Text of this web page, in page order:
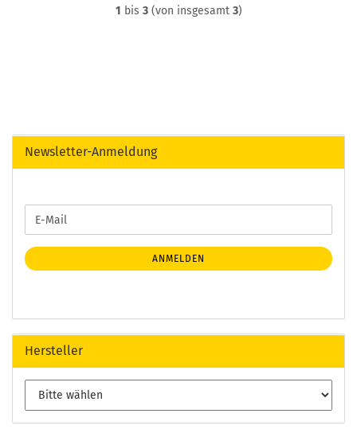
1 bis 3(von insgesamt 3)
Newsletter-Anmeldung
ZUR
ANMELDUNG
E-
Mail
ANMELDEN
Hersteller